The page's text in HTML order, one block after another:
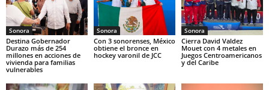
Sonora
Destina Gobernador
Durazo más de 254
millones en acciones de
vivienda para familias
vulnerables
Sonora
Con 3 sonorenses, México
obtiene el bronce en
hockey varonil de JCC
Sonora
Cierra David Valdez
Mouet con 4 metales en
Juegos Centroamericanos
y del Caribe